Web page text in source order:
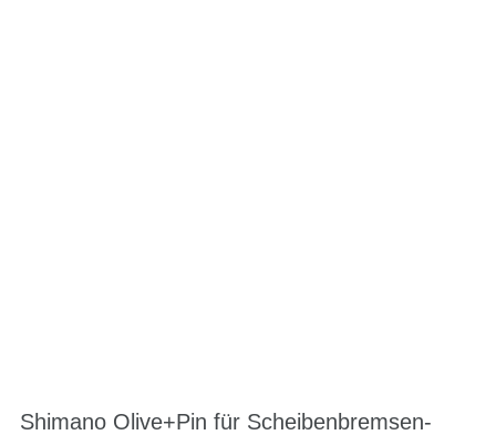
Shimano Olive+Pin für Scheibenbremsen-